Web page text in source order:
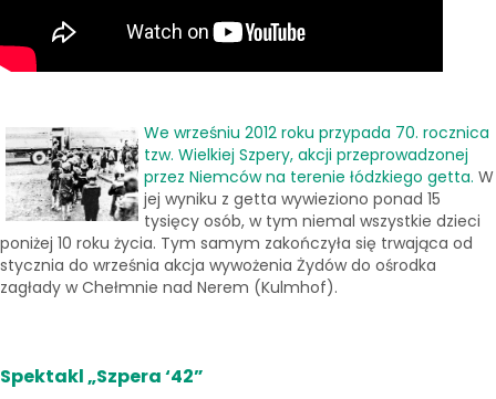
We wrześniu 2012 roku przypada 70. rocznica
tzw. Wielkiej Szpery, akcji przeprowadzonej
przez Niemców na terenie łódzkiego getta. W
jej wyniku z getta wywieziono ponad 15
tysięcy osób, w tym niemal wszystkie dzieci
poniżej 10 roku życia. Tym samym zakończyła się trwająca od
stycznia do września akcja wywożenia Żydów do ośrodka
zagłady w Chełmnie nad Nerem (Kulmhof).
Spektakl „Szpera ‘42”